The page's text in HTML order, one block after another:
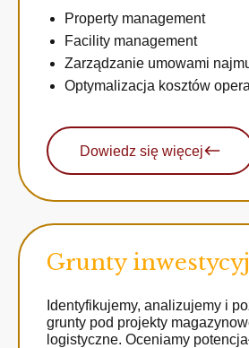
Property management
Facility management
Zarządzanie umowami
Optymalizacja kosztów
Dowiedz się więcej
Grunty
Identyfikujemy, analizujemy i
grunty pod projekty
logistyczne. Oceniamy